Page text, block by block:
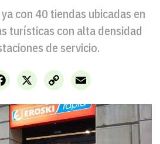
con 40 tiendas ubicadas en
turísticas con alta densidad
de servicio.
X
Facebook
Copy
Link
Email